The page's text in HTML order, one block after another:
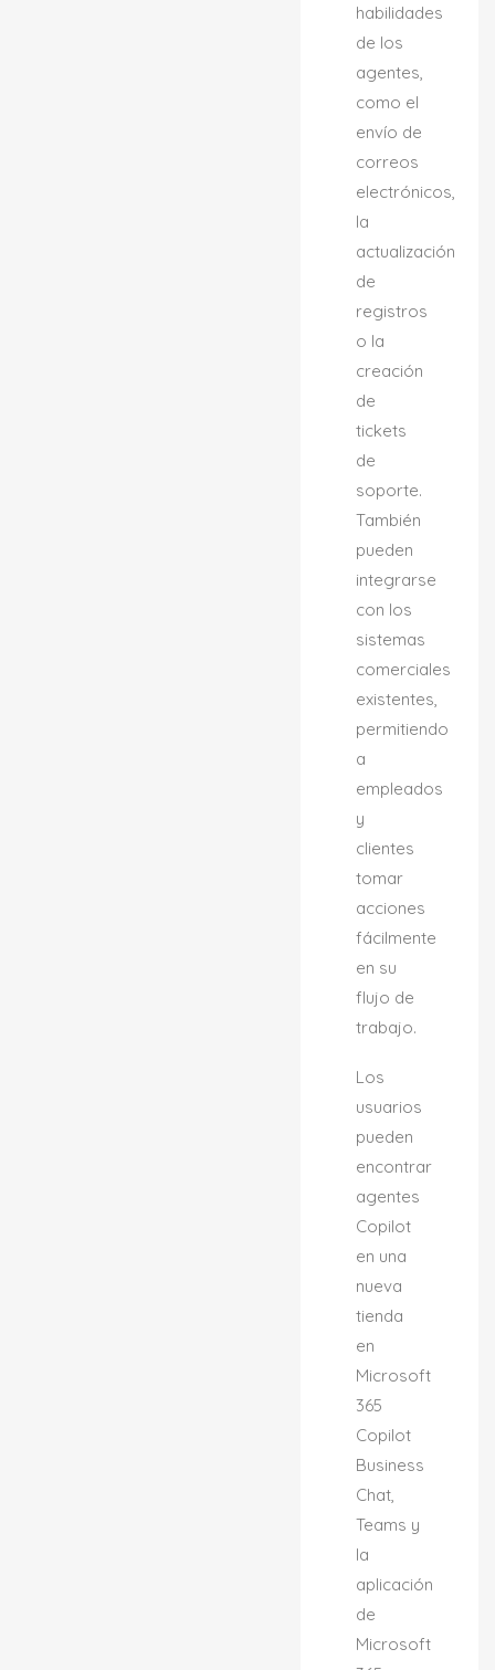
habilidades
de los
agentes,
como el
envío de
correos
electrónicos,
la
actualización
de
registros
o la
creación
de
tickets
de
soporte.
También
pueden
integrarse
con los
sistemas
comerciales
existentes,
permitiendo
a
empleados
y
clientes
tomar
acciones
fácilmente
en su
flujo de
trabajo.
Los
usuarios
pueden
encontrar
agentes
Copilot
en una
nueva
tienda
en
Microsoft
365
Copilot
Business
Chat,
Teams y
la
aplicación
de
Microsoft